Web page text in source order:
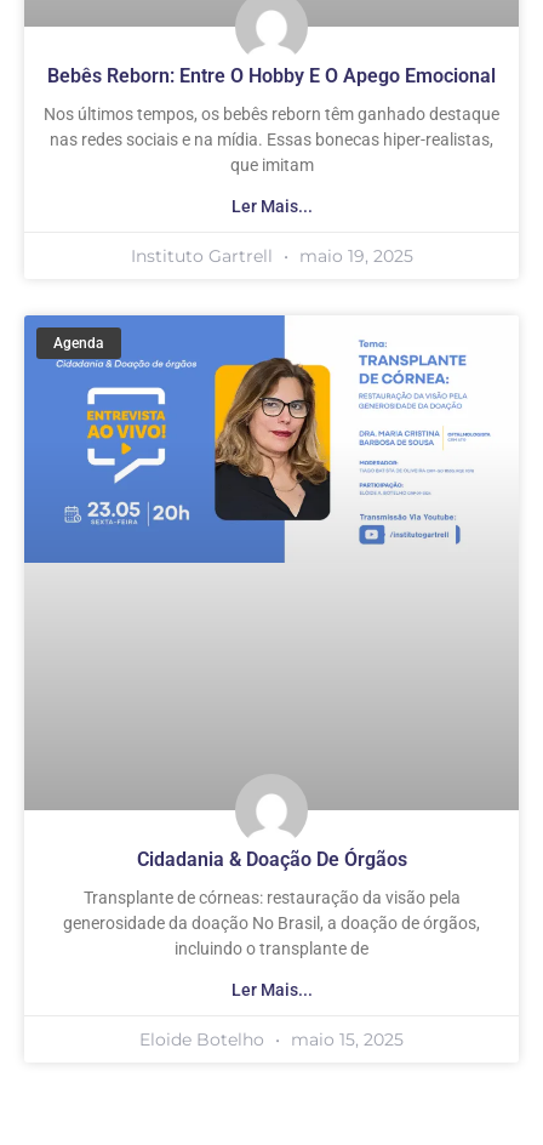
Bebês Reborn: Entre O Hobby E O Apego Emocional
Nos últimos tempos, os bebês reborn têm ganhado destaque
nas redes sociais e na mídia. Essas bonecas hiper-realistas,
que imitam
Ler Mais...
Instituto Gartrell maio 19, 2025
Agenda
Cidadania & Doação De Órgãos
Transplante de córneas: restauração da visão pela
generosidade da doação No Brasil, a doação de órgãos,
incluindo o transplante de
Ler Mais...
Eloide Botelho maio 15, 2025